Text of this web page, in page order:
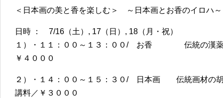
＜日本画の美と香を楽しむ＞ ～日本画とお香のイロハ～
日時 ： 7/16（土）, 17（日）, 18（月・祝）
１）・１１：００～１３：００/ お香 伝統の漢
￥４０００
２）・１４：００～１５：３０/ 日本画 伝統画材の
講料／￥３０００